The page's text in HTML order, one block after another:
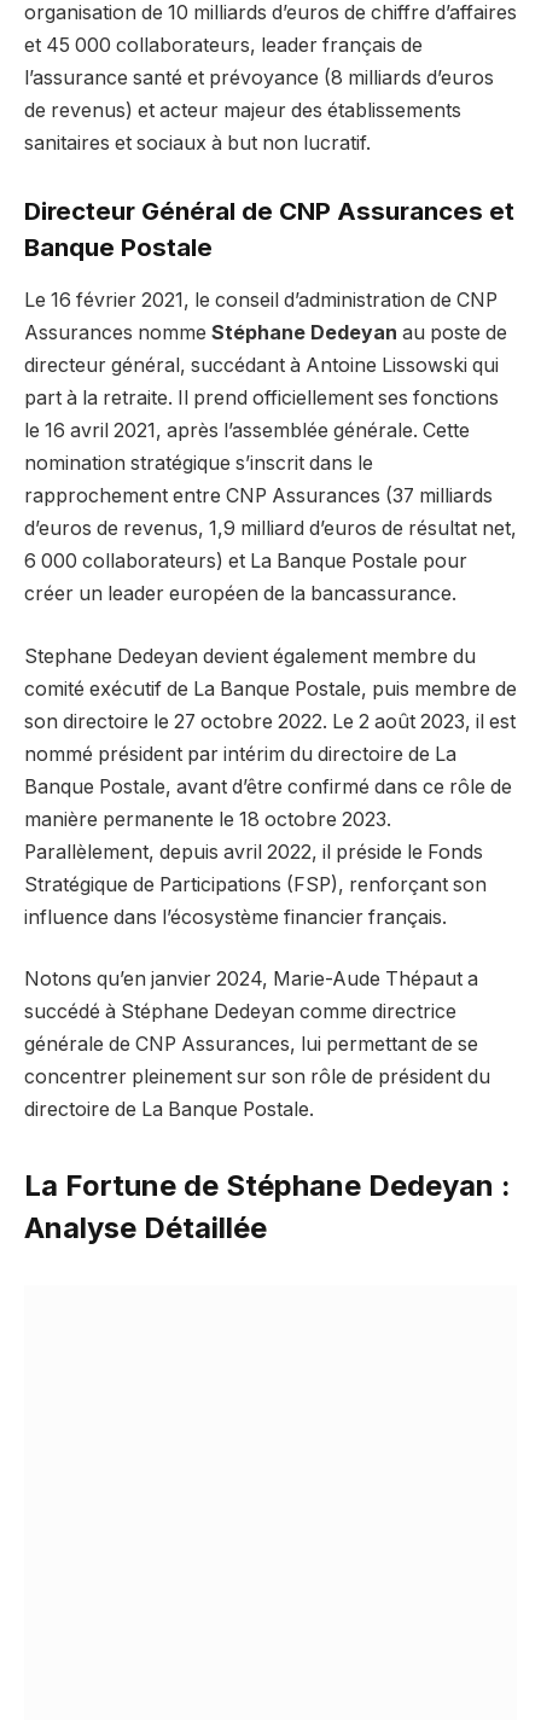
organisation de 10 milliards d’euros de chiffre d’affaires
et 45 000 collaborateurs, leader français de
l’assurance santé et prévoyance (8 milliards d’euros
de revenus) et acteur majeur des établissements
sanitaires et sociaux à but non lucratif.
Directeur Général de CNP Assurances et
Banque Postale
Le 16 février 2021, le conseil d’administration de CNP
Assurances nomme Stéphane Dedeyan au poste de
directeur général, succédant à Antoine Lissowski qui
part à la retraite. Il prend officiellement ses fonctions
le 16 avril 2021, après l’assemblée générale. Cette
nomination stratégique s’inscrit dans le
rapprochement entre CNP Assurances (37 milliards
d’euros de revenus, 1,9 milliard d’euros de résultat net,
6 000 collaborateurs) et La Banque Postale pour
créer un leader européen de la bancassurance.
Stephane Dedeyan devient également membre du
comité exécutif de La Banque Postale, puis membre de
son directoire le 27 octobre 2022. Le 2 août 2023, il est
nommé président par intérim du directoire de La
Banque Postale, avant d’être confirmé dans ce rôle de
manière permanente le 18 octobre 2023.
Parallèlement, depuis avril 2022, il préside le Fonds
Stratégique de Participations (FSP), renforçant son
influence dans l’écosystème financier français.
Notons qu’en janvier 2024, Marie-Aude Thépaut a
succédé à Stéphane Dedeyan comme directrice
générale de CNP Assurances, lui permettant de se
concentrer pleinement sur son rôle de président du
directoire de La Banque Postale.
La Fortune de Stéphane Dedeyan :
Analyse Détaillée